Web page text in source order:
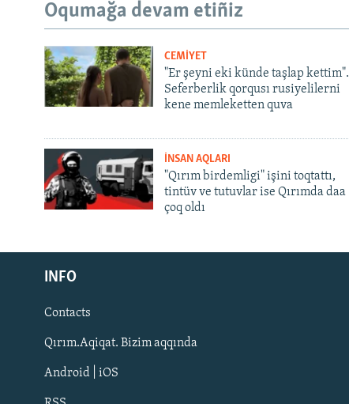
Русский
Українською
QOŞULIÑIZ!
Oqumağa devam etiñiz
CEMİYET
"Er şeyni eki künde taşlap kettim".
Seferberlik qorqusı rusiyelilerni
kene memleketten quva
İNSAN AQLARI
"Qırım birdemligi" işini toqtattı,
tintüv ve tutuvlar ise Qırımda daa
çoq oldı
INFO
Contacts
Qırım.Aqiqat. Bizim aqqında
Android | iOS